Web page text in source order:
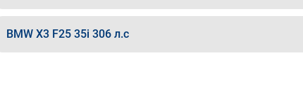
BMW X3 F25 35i 306 л.с